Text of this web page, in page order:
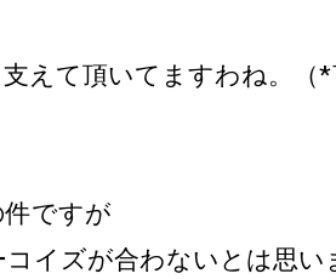
支えて頂いてますわね。
ですが
イズが合わないとは思い